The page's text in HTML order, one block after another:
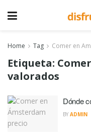
Home Tag Comer en
Etiqueta:
valorados
Dónde
BY ADMIN